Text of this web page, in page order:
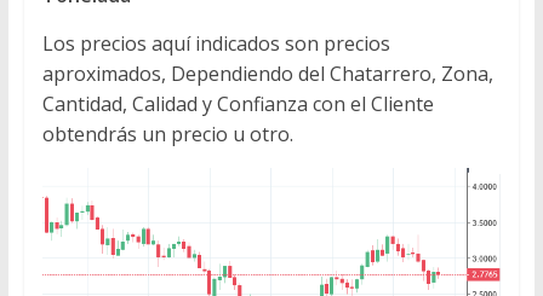
Los precios aquí indicados son precios
aproximados, Dependiendo del Chatarrero, Zona,
Cantidad, Calidad y Confianza con el Cliente
obtendrás un precio u otro.